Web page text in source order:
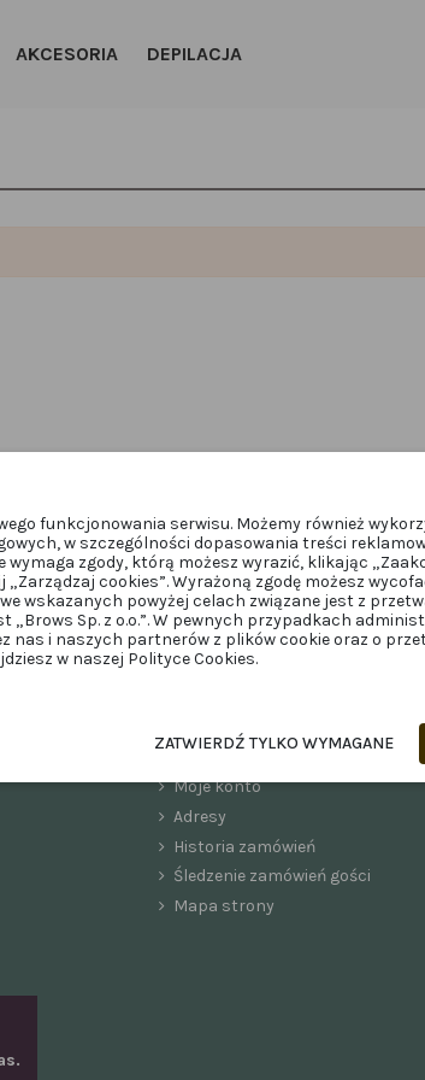
AKCESORIA DEPILACJA
Konto
Moje konto
Adresy
Historia zamówień
Śledzenie zamówień gości
Mapa strony
funkcjonowania serwisu. Możemy również
w szczególności dopasowania treści
zgody, którą możesz wyrazić, klikając
cookies”. Wyrażoną zgodę możesz
wskazanych powyżej celach związane jest z
Sp. z o.o.”. W pewnych przypadkach
i naszych partnerów z plików cookie oraz o
w naszej Polityce Cookies.
ZATWIERDŹ TYLKO WYMAGANE